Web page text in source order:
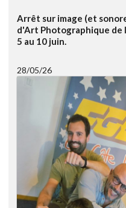
Arrêt sur image (et
d'Art Photographique de
5 au 10 juin.
28/05/26